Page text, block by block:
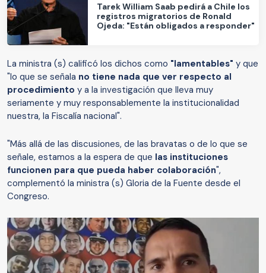
Tarek William Saab pedirá a Chile los
registros migratorios de Ronald
Ojeda: "Están obligados a responder"
La ministra (s) calificó los dichos como "lamentables" y que
"lo que se señala no tiene nada que ver respecto al
procedimiento y a la investigación que lleva muy
seriamente y muy responsablemente la institucionalidad
nuestra, la Fiscalía nacional".
"Más allá de las discusiones, de las bravatas o de lo que se
señale, estamos a la espera de que las instituciones
funcionen para que pueda haber colaboración",
complementó la ministra (s) Gloria de la Fuente desde el
Congreso.